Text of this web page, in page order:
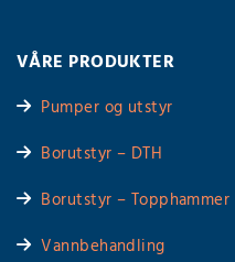
VÅRE PRODUKTER
 Pumper og utstyr
 Borutstyr – DTH
 Borutstyr – Topphammer
 Vannbehandling